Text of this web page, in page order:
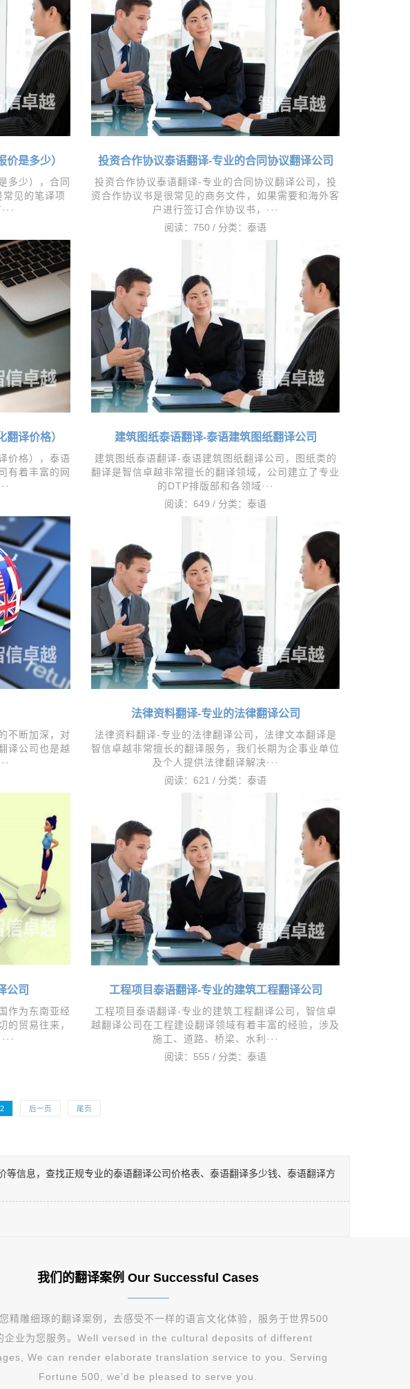
是多少）
多少），​合同
见的笔译项
投资合作协议泰语翻译-专业的合同协议翻译公司
投资合作协议泰语翻译-专业的合同协议翻译公司，​投
资合作协议书是很常见的商务文件，如果需要和海外客
户进行签订合作协议书，···
阅读：750 / 分类： 泰语
译价格）
价格），​泰语
有着丰富的网
建筑图纸泰语翻译-泰语建筑图纸翻译公司
建筑图纸泰语翻译-泰语建筑图纸翻译公司，​图纸类的
翻译是智信卓越非常擅长的翻译领域，公司建立了专业
的DTP排版部和各领域···
阅读：649 / 分类： 泰语
不断加深，对
译公司也是越
法律资料翻译-专业的法律翻译公司
法律资料翻译-专业的法律翻译公司，​法律文本翻译是
智信卓越非常擅长的翻译服务，我们长期为企事业单位
及个人提供法律翻译解决···
阅读：621 / 分类： 泰语
公司
作为东南亚经
的贸易往来，
工程项目泰语翻译-专业的建筑工程翻译公司
​工程项目泰语翻译-专业的建筑工程翻译公司，智信卓
越翻译公司在工程建设翻译领域有着丰富的经验，涉及
施工、道路、桥梁、水利···
阅读：555 / 分类： 泰语
2 后一页 尾页
信息，查找正规专业的泰语翻译公司价格表、泰语翻译多少钱、泰语翻译方
我们的翻译案例 Our Successful Cases
精雕细琢的翻译案例，去感受不一样的语言文化体验，服务于世界500
企业为您服务。Well versed in the cultural deposits of different
We can render elaborate translation service to you. Serving
Fortune 500, we’d be pleased to serve you.